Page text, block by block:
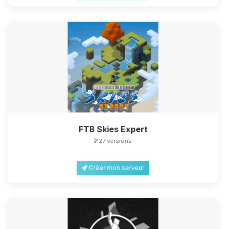
FTB Skies Expert
27 versions
Créer mon serveur